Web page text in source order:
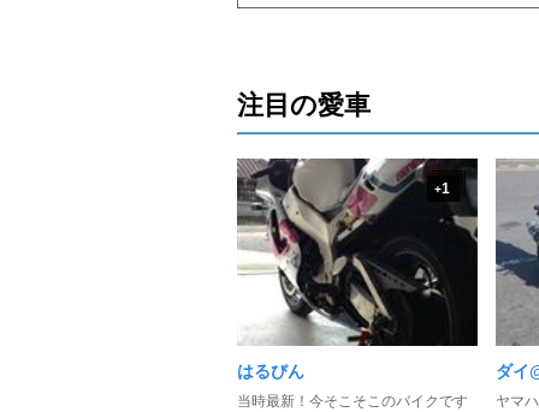
注目の愛車
+1
はるびん
当時最新！今そこそこのバイクです
ダイ
ヤマ